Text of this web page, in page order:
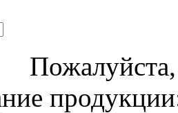
Пожалуйста,